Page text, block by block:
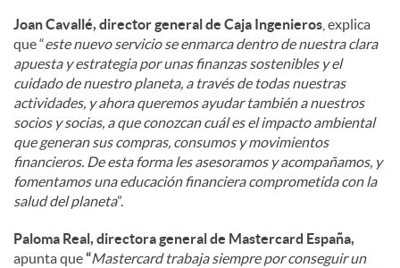
Joan Cavallé, director general de Caja Ingenieros , explica
que “este nuevo servicio se enmarca dentro de nuestra clara
apuesta y estrategia por unas finanzas sostenibles y el
cuidado de nuestro planeta, a través de todas nuestras
actividades, y ahora queremos ayudar también a nuestros
socios y socias, a que conozcan cuál es el impacto ambiental
que generan sus compras, consumos y movimientos
financieros. De esta forma les asesoramos y acompañamos, y
fomentamos una educación financiera comprometida con la
salud del planeta”.
Paloma Real, directora general de Mastercard España,
apunta que“Mastercard trabaja siempre por conseguir un